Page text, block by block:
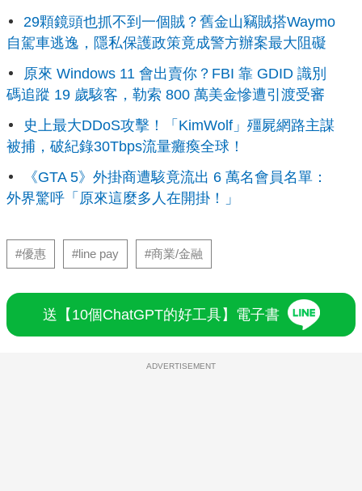
29顆鏡頭也抓不到一個賊？舊金山竊賊搭Waymo
自駕車逃逸，隱私保護政策竟成警方辦案最大阻礙
原來 Windows 11 會出賣你？FBI 靠 GDID 識別
碼追蹤 19 歲駭客，勒索 800 萬美金慘遭引渡受審
史上最大DDoS攻擊！「KimWolf」殭屍網路主謀
被捕，破紀錄30Tbps流量癱瘓全球！
《GTA 5》外掛商遭駭竟流出 6 萬名會員名單：
外界驚呼「原來這麼多人在開掛！」
#優惠 #line pay #商業/金融
送【10個ChatGPT的好工具】電子書
ADVERTISEMENT